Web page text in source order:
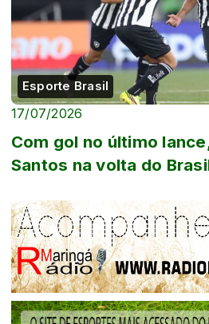
Esporte Brasil
17/07/2026
Com gol no último
Santos na volta do